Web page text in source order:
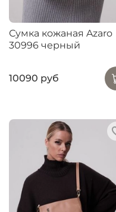
Сумка кожаная Azaro
30996 черный
10090 руб